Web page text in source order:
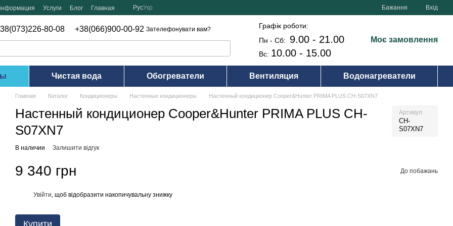
Услуги Блог Главная РусУкр Бажання Вхід
80-08 +38(066)900-00-92 Зателефонувати вам?
Графік роботи:
Пн - Сб: 9.00 - 21.00
Вс: 10.00 - 15.00
Моє замовлення
Чистая вода Обогреватели Вентиляция Водонагреватели
Главная Каталог Кондиционеры Настенные кондиционеры Настенный кондиционер Cooper&Hunter PRIMA PLUS CH-S07XN7
Настенный кондиционер Cooper&Hunter PRIMA PLUS CH-
S07XN7
Артикул
CH-
S07XN7
В наличии Залишити відгук
9 340 грн До побажань
Увійти , щоб відобразити накопичувальну знижку
Купити